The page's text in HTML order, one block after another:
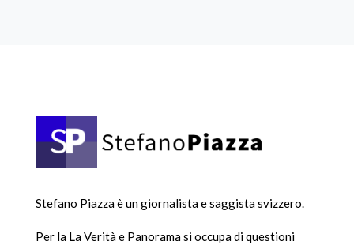
Stefano Piazza è un giornalista e saggista svizzero.
Per la La Verità e Panorama si occupa di questioni